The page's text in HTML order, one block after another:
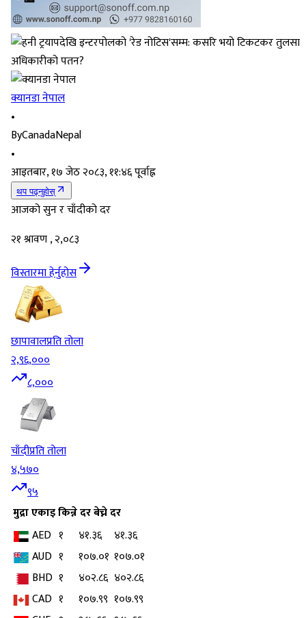
क्यानडा नेपाल
•
ByCanadaNepal
•
आइतबार, १७ जेठ २०८३, ११:४६ पूर्वाह्न
थप पढ्नुहोस्
आजको सुन र चाँदीको दर
२१ श्रावण , २,०८३
विस्तारमा हेर्नुहोस
छापावालप्रति तोला
२,९६,०००
८,०००
चाँदीप्रति तोला
४,५७०
९५
मुद्राएकाइकिन्ने दरबेच्ने दर
AED १ ४१.३६
४१.३६
AUD १ १०७.०१ १०७.०१
BHD १ ४०२.८६ ४०२.८६
CAD १ १०७.९९ १०७.९९